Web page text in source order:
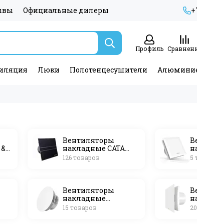
Официальные дилеры
Профиль
Люки Полотенцесушители
Вентиляторы
накладные САТА
(Испания)
126 товаров 5
Вентиляторы
накладные
SlimVent (Россия)
15 товаров